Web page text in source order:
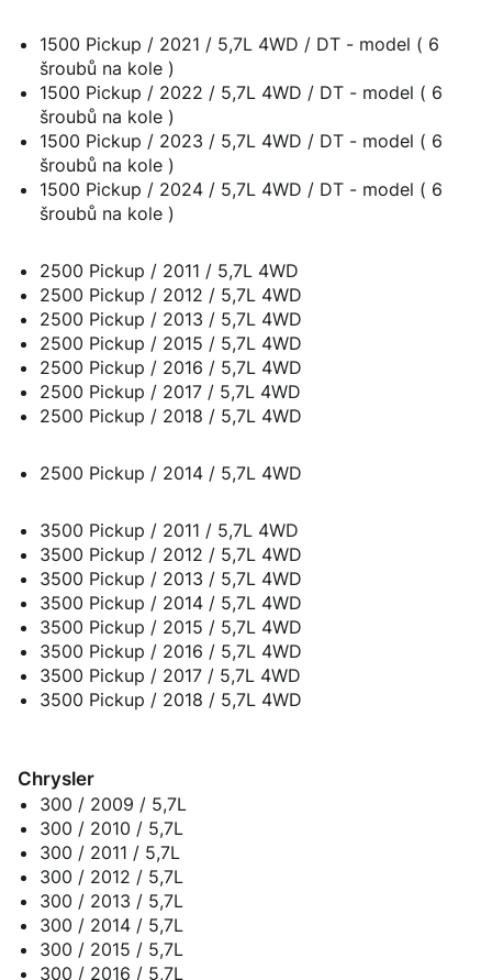
1500 Pickup / 2021 / 5,7L 4WD / DT - model ( 6
šroubů na kole )
1500 Pickup / 2022 / 5,7L 4WD / DT - model ( 6
šroubů na kole )
1500 Pickup / 2023 / 5,7L 4WD / DT - model ( 6
šroubů na kole )
1500 Pickup / 2024 / 5,7L 4WD / DT - model ( 6
šroubů na kole )
2500 Pickup / 2011 / 5,7L 4WD
2500 Pickup / 2012 / 5,7L 4WD
2500 Pickup / 2013 / 5,7L 4WD
2500 Pickup / 2015 / 5,7L 4WD
2500 Pickup / 2016 / 5,7L 4WD
2500 Pickup / 2017 / 5,7L 4WD
2500 Pickup / 2018 / 5,7L 4WD
2500 Pickup / 2014 / 5,7L 4WD
3500 Pickup / 2011 / 5,7L 4WD
3500 Pickup / 2012 / 5,7L 4WD
3500 Pickup / 2013 / 5,7L 4WD
3500 Pickup / 2014 / 5,7L 4WD
3500 Pickup / 2015 / 5,7L 4WD
3500 Pickup / 2016 / 5,7L 4WD
3500 Pickup / 2017 / 5,7L 4WD
3500 Pickup / 2018 / 5,7L 4WD
Chrysler
300 / 2009 / 5,7L
300 / 2010 / 5,7L
300 / 2011 / 5,7L
300 / 2012 / 5,7L
300 / 2013 / 5,7L
300 / 2014 / 5,7L
300 / 2015 / 5,7L
300 / 2016 / 5,7L